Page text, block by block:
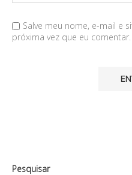
Salve meu nome, e-mail e
próxima vez que eu comentar.
Pesquisar